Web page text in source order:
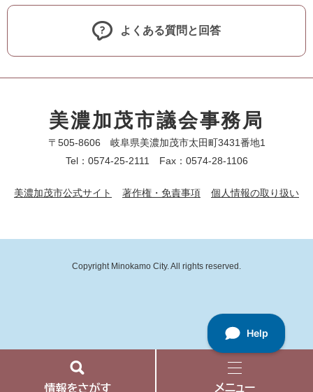
よくある質問と回答
美濃加茂市議会事務局
〒505-8606 岐阜県美濃加茂市太田町3431番地1
Tel：0574-25-2111 Fax：0574-28-1106
美濃加茂市公式サイト 著作権・免責事項 個人情報の取り扱い
Copyright Minokamo City. All rights reserved.